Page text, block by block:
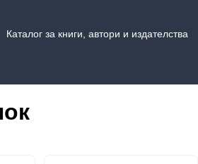
Каталог за книги, автори и издателства